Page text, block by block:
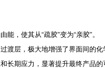
，使其从“疏胶”变为“亲胶”。
渡层，极大地增强了界面间的化
长期应力，显著提升最终产品的